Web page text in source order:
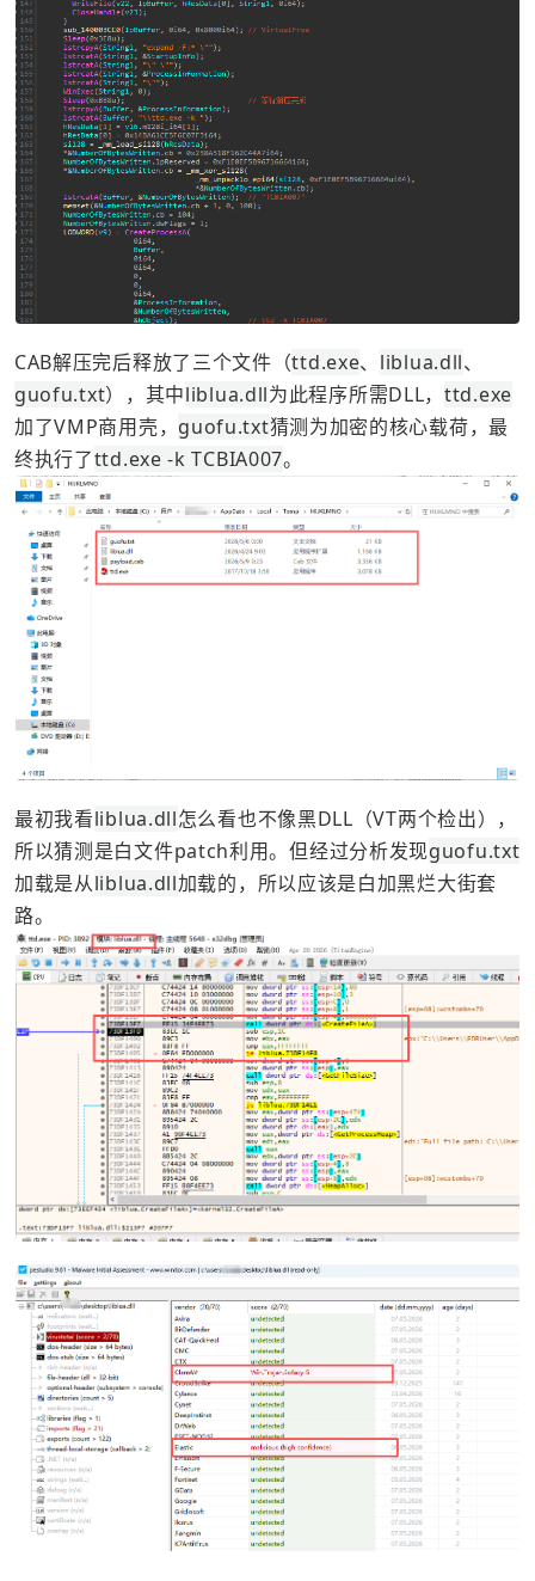
CAB解压完后释放了三个文件（ttd.exe、 liblua.dll、
guofu.txt），其中liblua.dll为此程序所需DLL，ttd.exe
加了VMP商用壳， guofu.txt猜测为加密的核心载荷，最
终执行了ttd.exe -k TCBIA007。
最初我看liblua.dll怎么看也不像黑DLL（VT两个检出），
所以猜测是白文件patch利用。但经过分析发现guofu.txt
加载是从liblua.dll加载的，所以应该是白加黑烂大街套
路。